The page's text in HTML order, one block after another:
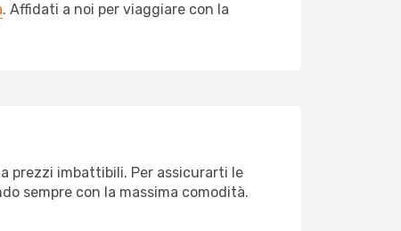
. Affidati a noi per viaggiare con la
prezzi imbattibili. Per assicurarti le
sempre con la massima comodità.